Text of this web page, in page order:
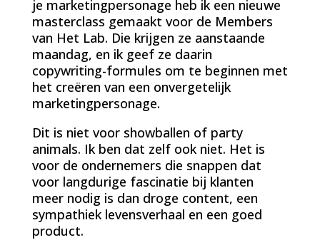
je marketingpersonage heb ik een nieuwe
masterclass gemaakt voor de Members
van Het Lab. Die krijgen ze aanstaande
maandag, en ik geef ze daarin
copywriting-formules om te beginnen met
het creëren van een onvergetelijk
marketingpersonage.
Dit is niet voor showballen of party
animals. Ik ben dat zelf ook niet. Het is
voor de ondernemers die snappen dat
voor langdurige fascinatie bij klanten
meer nodig is dan droge content, een
sympathiek levensverhaal en een goed
product.